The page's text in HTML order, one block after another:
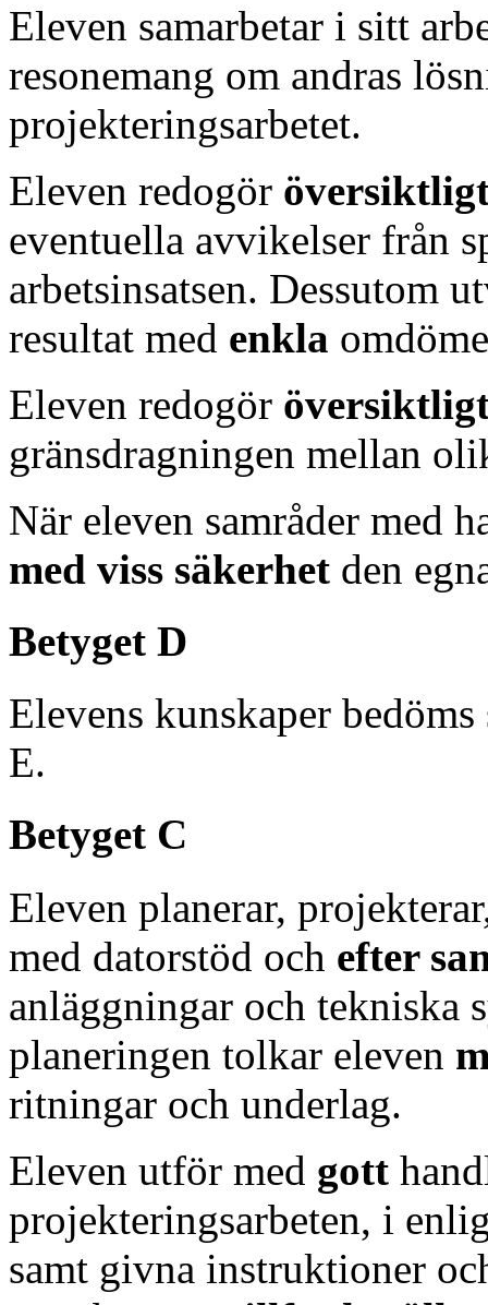
Eleven samarbetar i sitt
resonemang om andras
projekteringsarbetet.
Eleven redogör
eventuella avvikelser från
arbetsinsatsen. Dessutom
resultat med enkla
Eleven redogör
gränsdragningen mellan
När eleven samråder med
med viss säkerhet den
Betyget D
Elevens kunskaper
E.
Betyget C
Eleven planerar,
med datorstöd och efter
anläggningar och tekniska
planeringen tolkar eleven
ritningar och underlag.
Eleven utför med gott
projekteringsarbeten, i
samt givna instruktioner